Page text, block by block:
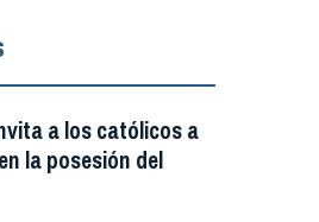
a los católicos a
la posesión del